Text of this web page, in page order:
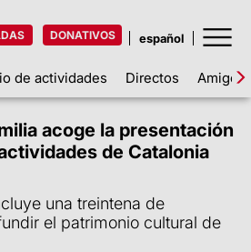
DONATIVOS
de actividades Directos Amigos
acoge la presentación
de Catalonia
una treintena de
el patrimonio cultural de